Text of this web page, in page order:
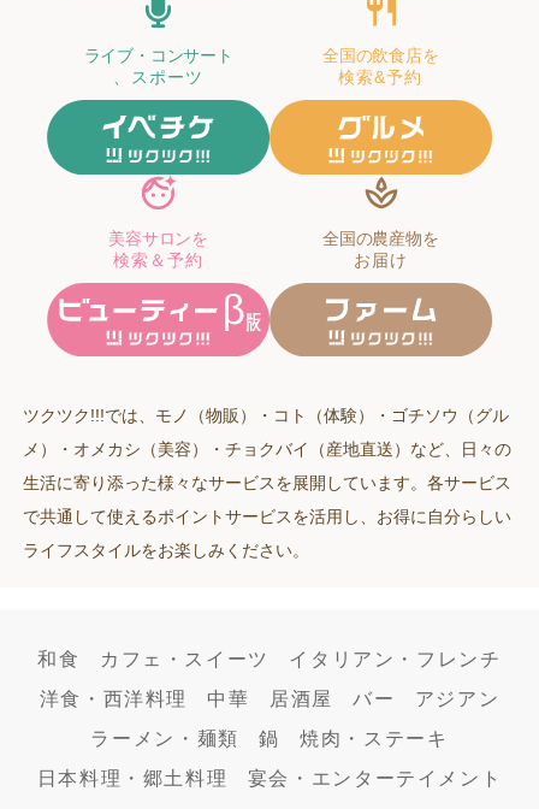
ライブ・コンサート
、スポーツ
全国の飲食店を
検索&予約
美容サロンを
検索＆予約
全国の農産物を
お届け
ツクツク!!!では、モノ（物販）・コト（体験）・ゴチソウ（グル
メ）・オメカシ（美容）・チョクバイ（産地直送）など、日々の
生活に寄り添った様々なサービスを展開しています。各サービス
で共通して使えるポイントサービスを活用し、お得に自分らしい
ライフスタイルをお楽しみください。
和食 カフェ・スイーツ
イタリアン・フレンチ
洋食・西洋料理
中華 居酒屋 バー
アジアン
ラーメン・麺類
鍋
焼肉・ステーキ
日本料理・郷土料理
宴会・エンターテイメント